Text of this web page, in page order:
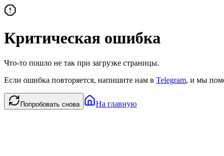
Критическая ошибка
Что-то пошло не так при загрузке страницы.
Если ошибка повторяется, напишите нам в Telegram, и мы
Попробовать снова На главную